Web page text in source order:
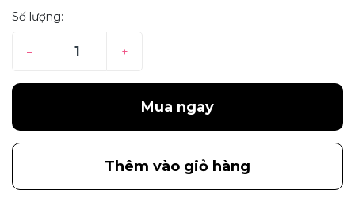
Số lượng:
– +
Mua ngay
Thêm vào giỏ hàng